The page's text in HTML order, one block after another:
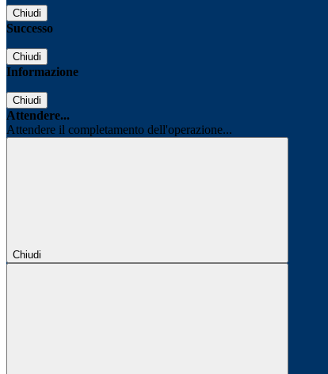
Chiudi
Successo
Chiudi
Informazione
Chiudi
Attendere...
Attendere il completamento dell'operazione...
Chiudi